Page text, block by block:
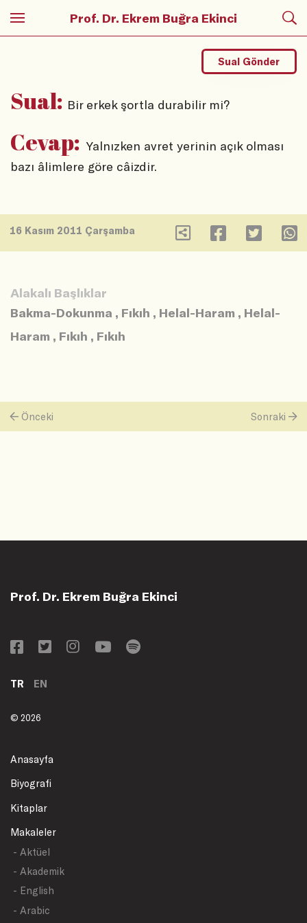
Prof. Dr. Ekrem Buğra Ekinci
Sual: Bir erkek şortla durabilir mi?
Sual Gönder
Cevap: Yalnızken avret yerinin açık olması
bazı âlimlere göre câizdir.
16 Kasım 2011 Çarşamba
Alakalı Başlıklar
Bakma-Dokunma , Fıkıh , Helal-Haram , Helal-
Haram , Fıkıh , Fıkıh
Önceki Sonraki
Prof. Dr. Ekrem Buğra Ekinci
TR EN
© 2026
Anasayfa
Biyografi
Kitaplar
Makaleler
- Aktüel
- Akademik
- English
- Arabic